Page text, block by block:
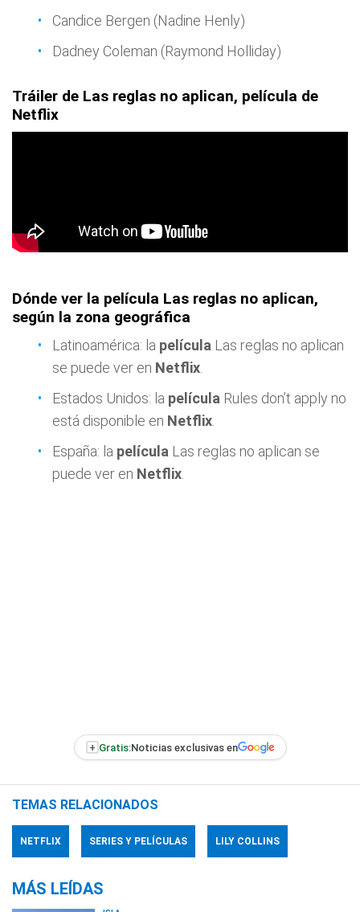
Candice Bergen (Nadine Henly)
Dadney Coleman (Raymond Holliday)
Tráiler de Las reglas no aplican, película de
Netflix
Dónde ver la película Las reglas no aplican,
según la zona geográfica
Latinoamérica: la película Las reglas no aplican
se puede ver en Netflix.
Estados Unidos: la película Rules don’t apply no
está disponible en Netflix.
España: la película Las reglas no aplican se
puede ver en Netflix.
+ Gratis:Noticias exclusivas en
TEMAS RELACIONADOS
NETFLIX SERIES Y PELÍCULAS LILY COLLINS
MÁS LEÍDAS